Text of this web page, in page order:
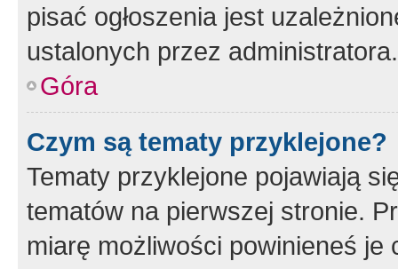
pisać ogłoszenia jest
ustalonych przez administratora.
Góra
Czym są tematy przyklejone?
Tematy przyklejone pojawiają
tematów na pierwszej stronie.
miarę możliwości powinieneś je